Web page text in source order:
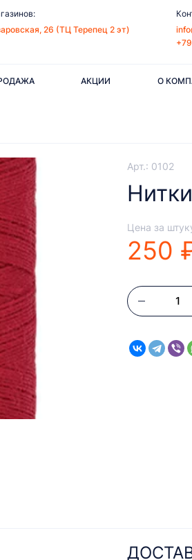
26 (ТЦ Терепец 2 эт)
АКЦИИ О
Арт.: 0102
Цена за
250